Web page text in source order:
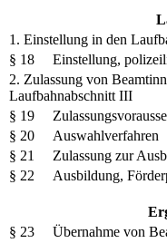
1. Einstellung in den
§ 18
Einstellung,
2. Zulassung von
Laufbahnabschnitt III
§ 19
§ 20
Auswahlverfahren
§ 21
Zulassung zur
§ 22
Ausbildung,
§ 23
Übernahme von